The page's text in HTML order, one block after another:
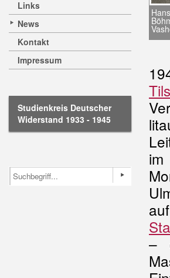
Links
News
Kontakt
Impressum
Studienkreis Deutscher
Widerstand 1933 - 1945
im
–